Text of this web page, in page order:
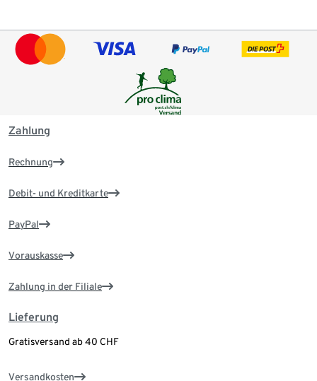
Zahlung
Rechnung
Debit- und Kreditkarte
PayPal
Vorauskasse
Zahlung in der Filiale
Lieferung
Gratisversand ab 40 CHF
Versandkosten